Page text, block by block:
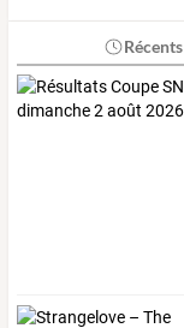
Récents